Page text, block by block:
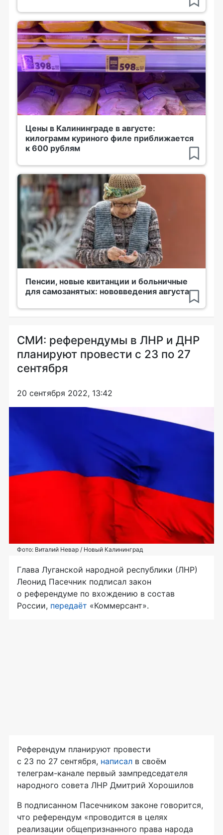
Цены в Калининграде в августе:
килограмм куриного филе приближается
к 600 рублям
Пенсии, новые квитанции и больничные
для самозанятых: нововведения августа
СМИ: референдумы в ЛНР и ДНР
планируют провести с 23 по 27
сентября
20 сентября 2022, 13:42
Фото: Виталий Невар / Новый Калининград
Глава Луганской народной республики (ЛНР)
Леонид Пасечник подписал закон
о референдуме по вхождению в состав
России, передаёт «Коммерсант».
Референдум планируют провести
с 23 по 27 сентября, написал в своём
телеграм-канале первый зампредседателя
народного совета ЛНР Дмитрий Хорошилов
В подписанном Пасечником законе говорится,
что референдум «проводится в целях
реализации общепризнанного права народа